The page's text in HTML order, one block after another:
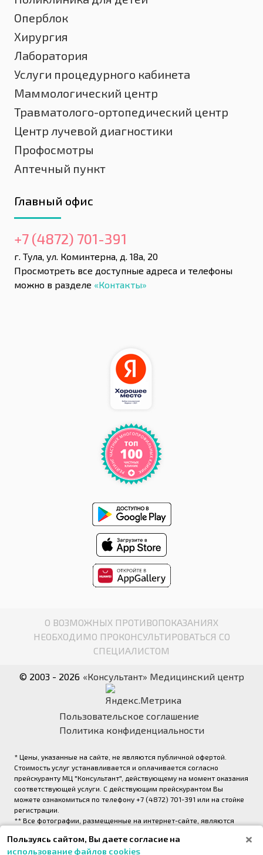
Оперблок
Хирургия
Лаборатория
Услуги процедурного кабинета
Маммологический центр
Травматолого-ортопедический центр
Центр лучевой диагностики
Профосмотры
Аптечный пункт
Главный офис
+7 (4872) 701-391
г. Тула, ул. Коминтерна, д. 18а, 20
Просмотреть все доступные адреса и телефоны
можно в разделе «Контакты»
О ВОЗМОЖНЫХ ПРОТИВОПОКАЗАНИЯХ
НЕОБХОДИМО ПРОКОНСУЛЬТИРОВАТЬСЯ СО
СПЕЦИАЛИСТОМ
© 2003 - 2026 «Консультант» Медицинский центр
Пользовательское соглашение
Политика конфиденциальности
* Цены, указанные на сайте, не являются публичной офертой.
Стоимость услуг устанавливается и оплачивается согласно
прейскуранту МЦ "Консультант", действующему на момент оказания
соответствующей услуги. С действующим прейскурантом Вы
можете ознакомиться по телефону +7 (4872) 701-391 или на стойке
регистрации.
** Все фотографии, размещенные на интернет-сайте, являются
«Консультант» (правообладатель ООО «Медрейд»)
Пользуясь сайтом, Вы даете согласие на
использование файлов cookies